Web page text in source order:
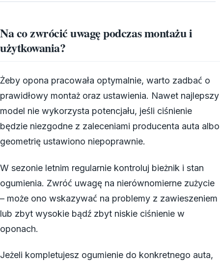
Na co zwrócić uwagę podczas montażu i
użytkowania?
Żeby opona pracowała optymalnie, warto zadbać o
prawidłowy montaż oraz ustawienia. Nawet najlepszy
model nie wykorzysta potencjału, jeśli ciśnienie
będzie niezgodne z zaleceniami producenta auta albo
geometrię ustawiono niepoprawnie.
W sezonie letnim regularnie kontroluj bieżnik i stan
ogumienia. Zwróć uwagę na nierównomierne zużycie
– może ono wskazywać na problemy z zawieszeniem
lub zbyt wysokie bądź zbyt niskie ciśnienie w
oponach.
Jeżeli kompletujesz ogumienie do konkretnego auta,